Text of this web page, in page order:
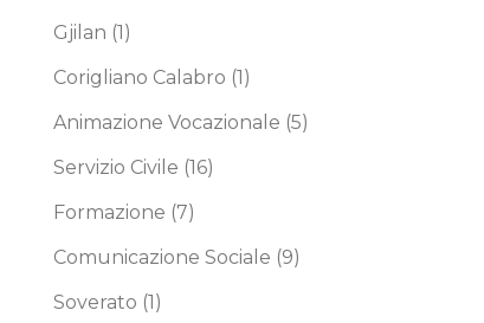
Gjilan (1)
Corigliano Calabro (1)
Animazione Vocazionale (5)
Servizio Civile (16)
Formazione (7)
Comunicazione Sociale (9)
Soverato (1)